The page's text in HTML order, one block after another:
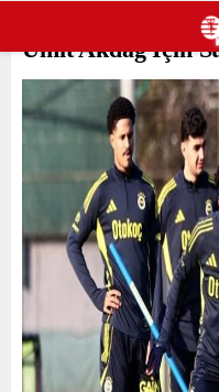
Fenerbahçe’de
Ümit Akdağ İçin